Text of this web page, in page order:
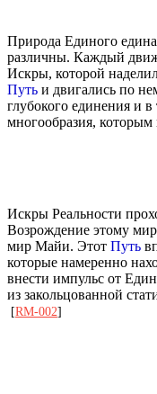
Природа Единого
различны. Каждый
Искры, которой
Путь и двигались по
глубокого единения и
многообразия, которым
Искры Реальности
Возрождение этому
мир Майи. Этот Путь
которые намеренно
внести импульс от
из закольцованной
[RM-002]